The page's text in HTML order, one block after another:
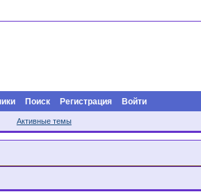
Поиск Регистрация Войти
Активные темы